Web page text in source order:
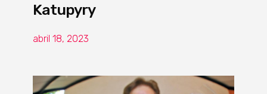
Katupyry
abril 18, 2023